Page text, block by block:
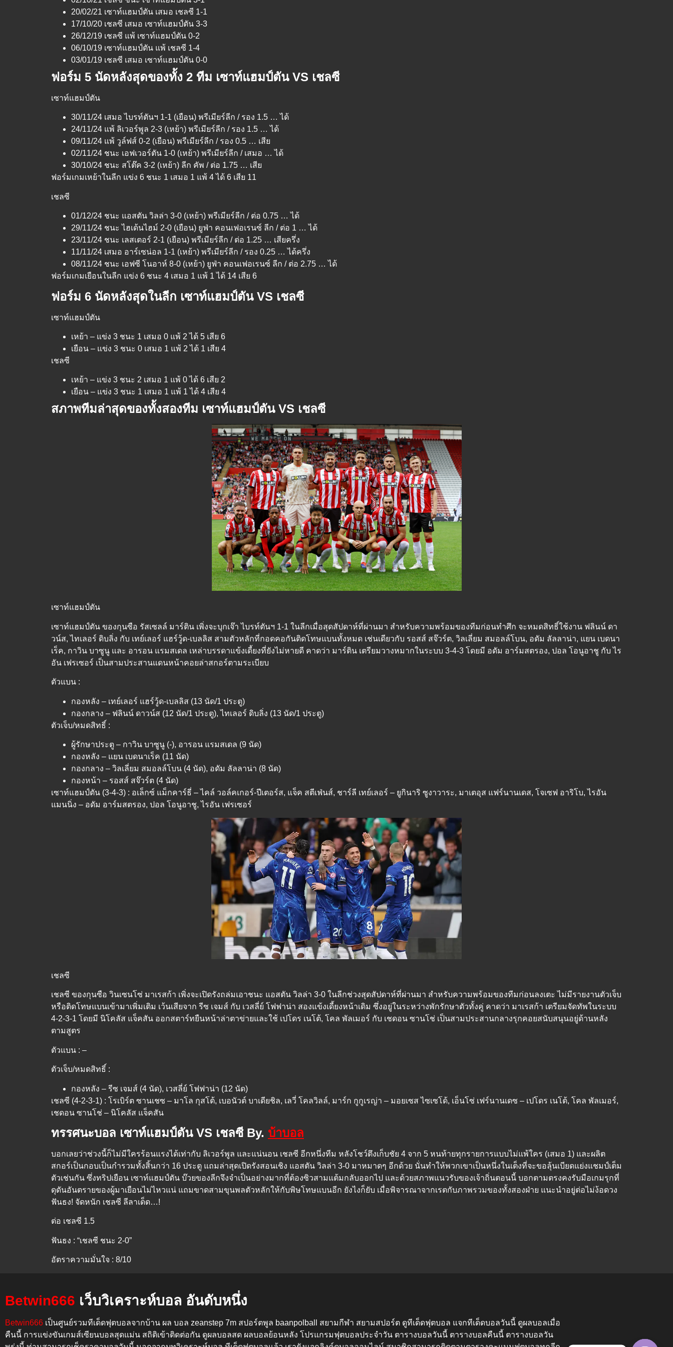
20/02/21 เซาท์แฮมป์ตัน เสมอ เชลซี 1-1
17/10/20 เชลซี เสมอ เซาท์แฮมป์ตัน 3-3
26/12/19 เชลซี แพ้ เซาท์แฮมป์ตัน 0-2
06/10/19 เซาท์แฮมป์ตัน แพ้ เชลซี 1-4
03/01/19 เชลซี เสมอ เซาท์แฮมป์ตัน 0-0
ฟอร์ม 5 นัดหลังสุดของทั้ง 2 ทีม เซาท์แฮมป์ตัน VS เชลซี
เซาท์แฮมป์ตัน
30/11/24 เสมอ ไบรท์ตันฯ 1-1 (เยือน) พรีเมียร์ลีก / รอง 1.5 … ได้
24/11/24 แพ้ ลิเวอร์พูล 2-3 (เหย้า) พรีเมียร์ลีก / รอง 1.5 … ได้
09/11/24 แพ้ วูล์ฟส์ 0-2 (เยือน) พรีเมียร์ลีก / รอง 0.5 … เสีย
02/11/24 ชนะ เอฟเวอร์ตัน 1-0 (เหย้า) พรีเมียร์ลีก / เสมอ … ได้
30/10/24 ชนะ สโต๊ค 3-2 (เหย้า) ลีก คัพ / ต่อ 1.75 … เสีย
ฟอร์มเกมเหย้าในลีก แข่ง 6 ชนะ 1 เสมอ 1 แพ้ 4 ได้ 6 เสีย 11
เชลซี
01/12/24 ชนะ แอสตัน วิลล่า 3-0 (เหย้า) พรีเมียร์ลีก / ต่อ 0.75 … ได้
29/11/24 ชนะ ไฮเด้นไฮม์ 2-0 (เยือน) ยูฟ่า คอนเฟอเรนซ์ ลีก / ต่อ 1 … ได้
23/11/24 ชนะ เลสเตอร์ 2-1 (เยือน) พรีเมียร์ลีก / ต่อ 1.25 … เสียครึ่ง
11/11/24 เสมอ อาร์เซน่อล 1-1 (เหย้า) พรีเมียร์ลีก / รอง 0.25 … ได้ครึ่ง
08/11/24 ชนะ เอฟซี โนอาห์ 8-0 (เหย้า) ยูฟ่า คอนเฟอเรนซ์ ลีก / ต่อ 2.75 … ได้
ฟอร์มเกมเยือนในลีก แข่ง 6 ชนะ 4 เสมอ 1 แพ้ 1 ได้ 14 เสีย 6
ฟอร์ม 6 นัดหลังสุดในลีก เซาท์แฮมป์ตัน VS เชลซี
เซาท์แฮมป์ตัน
เหย้า – แข่ง 3 ชนะ 1 เสมอ 0 แพ้ 2 ได้ 5 เสีย 6
เยือน – แข่ง 3 ชนะ 0 เสมอ 1 แพ้ 2 ได้ 1 เสีย 4
เชลซี
เหย้า – แข่ง 3 ชนะ 2 เสมอ 1 แพ้ 0 ได้ 6 เสีย 2
เยือน – แข่ง 3 ชนะ 1 เสมอ 1 แพ้ 1 ได้ 4 เสีย 4
สภาพทีมล่าสุดของทั้งสองทีม เซาท์แฮมป์ตัน VS เชลซี
เซาท์แฮมป์ตัน
เซาท์แฮมป์ตัน ของกุนซือ รัสเซลล์ มาร์ติน เพิ่งจะบุกเจ๊า ไบรท์ตันฯ 1-1 ในลีกเมื่อสุดสัปดาห์ที่ผ่านมา สำหรับความพร้อมของทีมก่อนทำศึก จะหมดสิทธิ์ใช้งาน ฟลินน์ ดา
วน์ส, ไทเลอร์ ดิบลิ่ง กับ เทย์เลอร์ แฮร์วู้ด-เบลลิส สามตัวหลักที่กอดคอกันติดโทษแบนทั้งหมด เช่นเดียวกับ รอสส์ สจ๊วร์ต, วิลเลี่ยม สมอลล์โบน, อดัม ลัลลาน่า, แยน เบดนา
เร็ค, กาวิน บาซูนู และ อารอน แรมสเดล เหล่าบรรดาแข้งเดี้ยงที่ยังไม่หายดี คาดว่า มาร์ติน เตรียมวางหมากในระบบ 3-4-3 โดยมี อดัม อาร์มสตรอง, ปอล โอนูอาชู กับ ไร
อัน เฟรเซอร์ เป็นสามประสานแดนหน้าคอยล่าสกอร์ตามระเบียบ
ตัวแบน :
กองหลัง – เทย์เลอร์ แฮร์วู้ด-เบลลิส (13 นัด/1 ประตู)
กองกลาง – ฟลินน์ ดาวน์ส (12 นัด/1 ประตู), ไทเลอร์ ดิบลิ่ง (13 นัด/1 ประตู)
ตัวเจ็บ/หมดสิทธิ์ :
ผู้รักษาประตู – กาวิน บาซูนู (-), อารอน แรมสเดล (9 นัด)
กองหลัง – แยน เบดนาเร็ค (11 นัด)
กองกลาง – วิลเลี่ยม สมอลล์โบน (4 นัด), อดัม ลัลลาน่า (8 นัด)
กองหน้า – รอสส์ สจ๊วร์ต (4 นัด)
เซาท์แฮมป์ตัน (3-4-3) : อเล็กซ์ แม็กคาร์ธี่ – ไคล์ วอล์คเกอร์-ปีเตอร์ส, แจ็ค สตีเฟ่นส์, ชาร์ลี เทย์เลอร์ – ยูกินาริ ซูงาวาระ, มาเตอุส แฟร์นานเดส, โจเซฟ อาริโบ, ไรอัน
แมนนิ่ง – อดัม อาร์มสตรอง, ปอล โอนูอาชู, ไรอัน เฟรเซอร์
เชลซี
เชลซี ของกุนซือ วินเซนโซ่ มาเรสก้า เพิ่งจะเปิดรังถล่มเอาชนะ แอสตัน วิลล่า 3-0 ในลีกช่วงสุดสัปดาห์ที่ผ่านมา สำหรับความพร้อมของทีมก่อนลงเตะ ไม่มีรายงานตัวเจ็บ
หรือติดโทษแบนเข้ามาเพิ่มเติม เว้นเสียจาก รีซ เจมส์ กับ เวสลี่ย์ โฟฟาน่า สองแข้งเดี้ยงหน้าเดิม ซึ่งอยู่ในระหว่างพักรักษาตัวทั้งคู่ คาดว่า มาเรสก้า เตรียมจัดทัพในระบบ
4-2-3-1 โดยมี นิโคลัส แจ็คสัน ออกสตาร์ทยืนหน้าล่าตาข่ายและใช้ เปโดร เนโต้, โคล พัลเมอร์ กับ เชดอน ซานโช่ เป็นสามประสานกลางรุกคอยสนับสนุนอยู่ด้านหลัง
ตามสูตร
ตัวแบน : –
ตัวเจ็บ/หมดสิทธิ์ :
กองหลัง – รีซ เจมส์ (4 นัด), เวสลี่ย์ โฟฟาน่า (12 นัด)
เชลซี (4-2-3-1) : โรเบิร์ต ซานเชซ – มาโล กุสโต้, เบอนัวต์ บาเดียชิล, เลวี่ โคลวิลล์, มาร์ก กูกูเรญ่า – มอยเซส ไซเซโด้, เอ็นโซ่ เฟร์นานเดซ – เปโดร เนโต้, โคล พัลเมอร์,
เชดอน ซานโช่ – นิโคลัส แจ็คสัน
ทรรศนะบอล เซาท์แฮมป์ตัน VS เชลซี By. บ้าบอล
บอกเลยว่าช่วงนี้ก็ไม่มีใครร้อนแรงได้เท่ากับ ลิเวอร์พูล และแน่นอน เชลซี อีกหนึ่งทีม หลังโชว์ตึงเก็บชัย 4 จาก 5 หนท้ายทุกรายการแบบไม่แพ้ใคร (เสมอ 1) และผลิต
สกอร์เป็นกอบเป็นกำรวมทั้งสิ้นกว่า 16 ประตู แถมล่าสุดเปิดรังสอนเชิง แอสตัน วิลล่า 3-0 มาหมาดๆ อีกด้วย นั่นทำให้พวกเขาเป็นหนึ่งในเต็งที่จะขอลุ้นเบียดแย่งแชมป์เต็ม
ตัวเช่นกัน ซึ่งทริปเยือน เซาท์แฮมป์ตัน บ๊วยของลีกจึงจำเป็นอย่างมากที่ต้องซิวสามแต้มกลับออกไป และด้วยสภาพแนวรับของเจ้าถิ่นตอนนี้ บอกตามตรงคงรับมือเกมรุกที่
ดุดันอันตรายของผู้มาเยือนไม่ไหวแน่ แถมขาดสามขุนพลตัวหลักให้กับพิษโทษแบนอีก ยังไงก็ยับ เมื่อพิจารณาจากเรตกับภาพรวมของทั้งสองฝ่าย แนะนำอยู่ต่อไม่ง้อดวง
ฟันธง! จัดหนัก เชลซี ลีลาเด็ด…!
ต่อ เชลซี 1.5
ฟันธง : “เชลซี ชนะ 2-0”
อัตราความมั่นใจ : 8/10
Betwin666 เว็บวิเคราะห์บอล อันดับหนึ่ง
Betwin666 เป็นศูนย์รวมทีเด็ดฟุตบอลจากบ้าน ผล บอล zeanstep 7m สปอร์ตพูล baanpolball สยามกีฬา สยามสปอร์ต ดูทีเด็ดฟุตบอล แจกทีเด็ดบอลวันนี้ ดูผลบอลเมื่อ
คืนนี้ การแข่งขันเกมส์เซียนบอลสุดแม่น สถิติเข้าติดต่อกัน ดูผลบอลสด ผลบอลย้อนหลัง โปรแกรมฟุตบอลประจำวัน ตารางบอลวันนี้ ตารางบอลคืนนี้ ตารางบอลวัน